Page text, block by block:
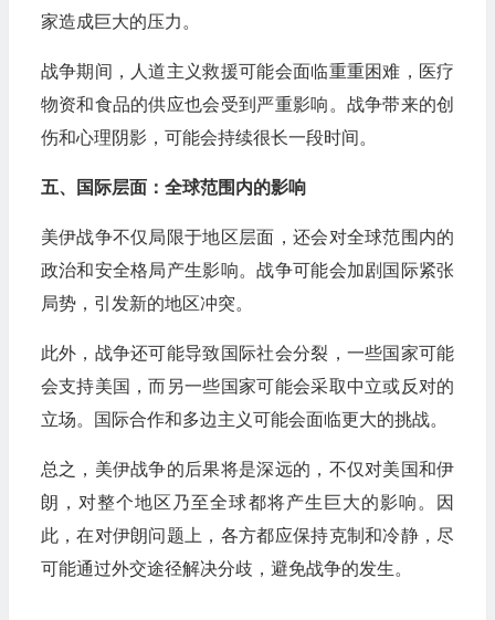
家造成巨大的压力。
战争期间，人道主义救援可能会面临重重困难，医疗
物资和食品的供应也会受到严重影响。战争带来的创
伤和心理阴影，可能会持续很长一段时间。
五、国际层面：全球范围内的影响
美伊战争不仅局限于地区层面，还会对全球范围内的
政治和安全格局产生影响。战争可能会加剧国际紧张
局势，引发新的地区冲突。
此外，战争还可能导致国际社会分裂，一些国家可能
会支持美国，而另一些国家可能会采取中立或反对的
立场。国际合作和多边主义可能会面临更大的挑战。
总之，美伊战争的后果将是深远的，不仅对美国和伊
朗，对整个地区乃至全球都将产生巨大的影响。因
此，在对伊朗问题上，各方都应保持克制和冷静，尽
可能通过外交途径解决分歧，避免战争的发生。